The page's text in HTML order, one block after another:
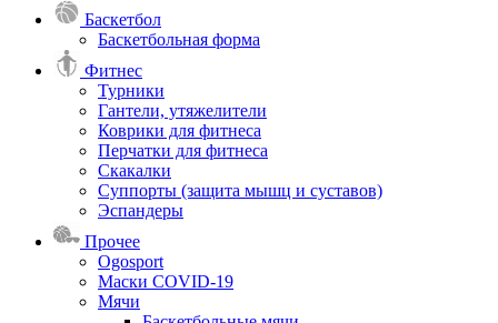
Баскетбол
Баскетбольная форма
Фитнес
Турники
Гантели, утяжелители
Коврики для фитнеса
Перчатки для фитнеса
Скакалки
Суппорты (защита мышц и суставов)
Эспандеры
Прочее
Ogosport
Маски COVID-19
Мячи